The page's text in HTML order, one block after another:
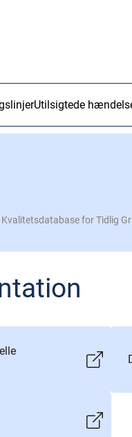
Utilsigtede
Kvalitetsdatabase for Tidlig